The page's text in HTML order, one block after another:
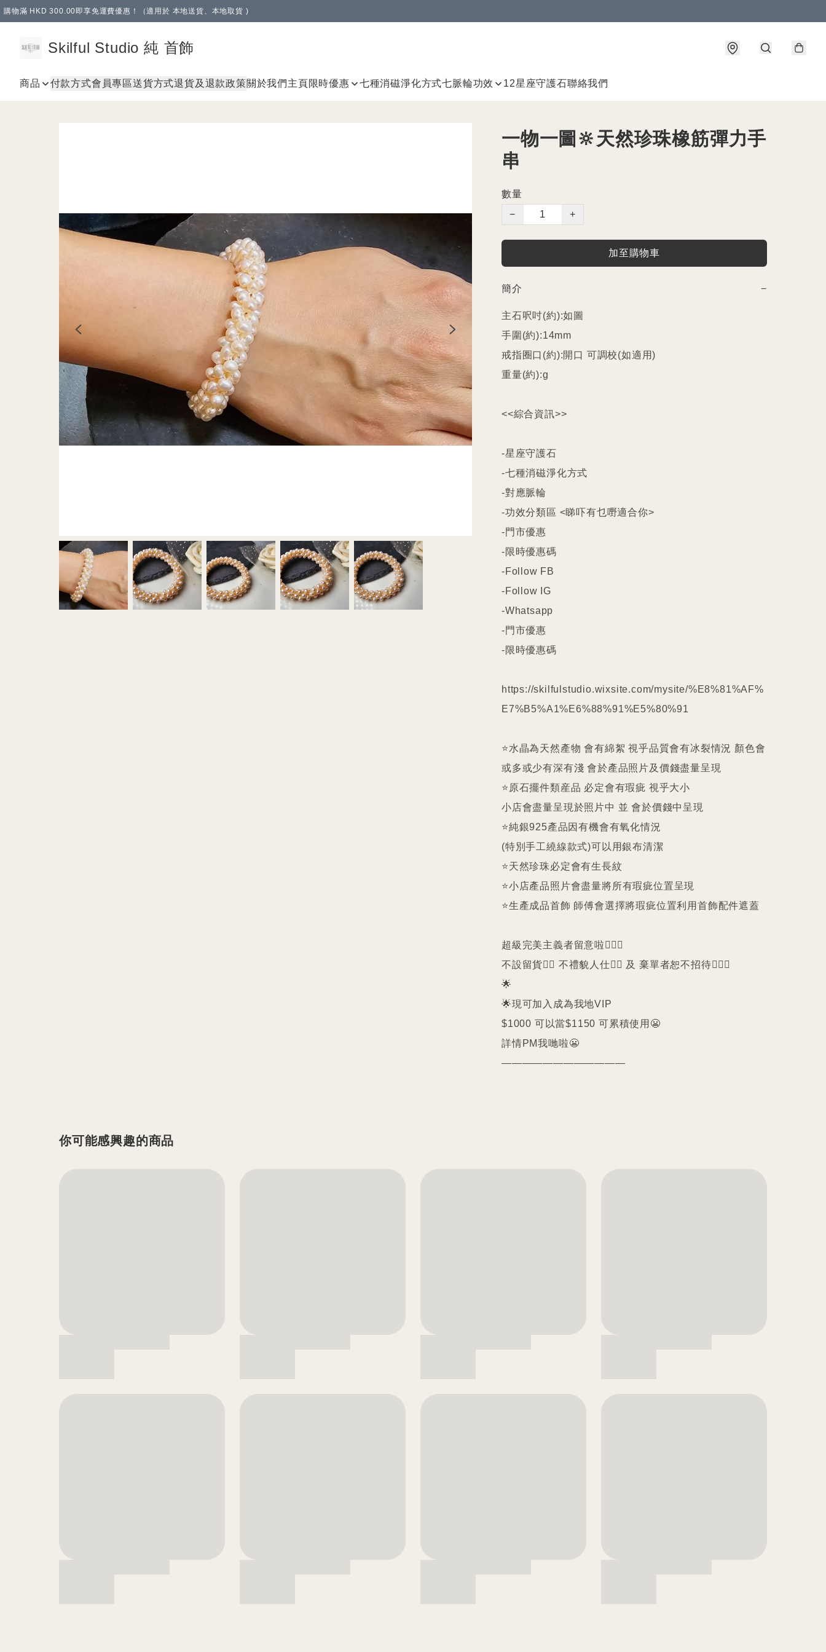
購物滿 HKD 300.00即享免運費優惠！（適用於 本地送貨、本地取貨 )
Skilful Studio 純 首飾
商品 付款方式會員專區送貨方式退貨及退款政策關於我們 主頁限時優惠 七種消磁淨化方式七脈輪功效 12星座守護石聯絡我們
一物一圖🔆天然珍珠橡筋彈力手
串
數量
−
+
加至購物車
簡介 −
主石呎吋(約):如圖
手圍(約):14mm
戒指圈口(約):開口 可調校(如適用)
重量(約):g
<<綜合資訊>>
-星座守護石
-七種消磁淨化方式
-對應脈輪
-功效分類區 <睇吓有乜嘢適合你>
-門市優惠
-限時優惠碼
-Follow FB
-Follow IG
-Whatsapp
-門市優惠
-限時優惠碼
https://skilfulstudio.wixsite.com/mysite/%E8%81%AF%
E7%B5%A1%E6%88%91%E5%80%91
⭐️水晶為天然產物 會有綿絮 視乎品質會有冰裂情況 顏色會
或多或少有深有淺 會於產品照片及價錢盡量呈現
⭐️原石擺件類産品 必定會有瑕疵 視乎大小
小店會盡量呈現於照片中 並 會於價錢中呈現
⭐️純銀925產品因有機會有氧化情況
(特別手工繞線款式)可以用銀布清潔
⭐️天然珍珠必定會有生長紋
⭐️小店產品照片會盡量將所有瑕疵位置呈現
⭐️生產成品首飾 師傅會選擇將瑕疵位置利用首飾配件遮蓋
超級完美主義者留意啦🙇🏻‍♀️
不設留貨🙅‍♀️ 不禮貌人仕🙅‍♀️ 及 棄單者恕不招待🙇🏻‍♀️
🌟
🌟現可加入成為我地VIP
$1000 可以當$1150 可累積使用😬
詳情PM我哋啦😬
————————————
你可能感興趣的商品